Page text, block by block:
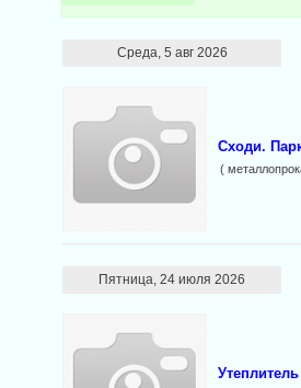
Среда, 5 авг 2026
Сходи.
(
Пятница, 24 июля 2026